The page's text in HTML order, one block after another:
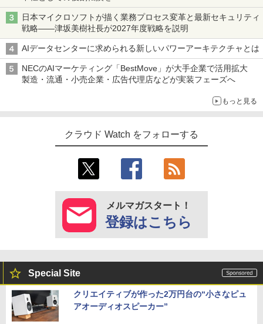
日本マイクロソフトが描く業務プロセス変革と最新セキュリティ
戦略――津坂美樹社長が2027年度戦略を説明
AIデータセンターに求められる新しいパワーアーキテクチャとは
NECのAIマーケティング「BestMove」が大手企業で活用拡大
製造・流通・小売企業・広告代理店などが実装フェーズへ
もっと見る
クラウド Watch をフォローする
メルマガスタート！
登録はこちら
Special Site
クリエイティブが作った2万円台の“小さなピュ
アオーディオスピーカー”